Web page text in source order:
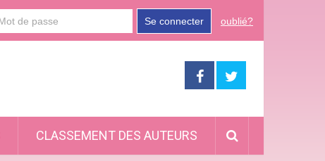
Se connecter oublié?
CLASSEMENT DES AUTEURS